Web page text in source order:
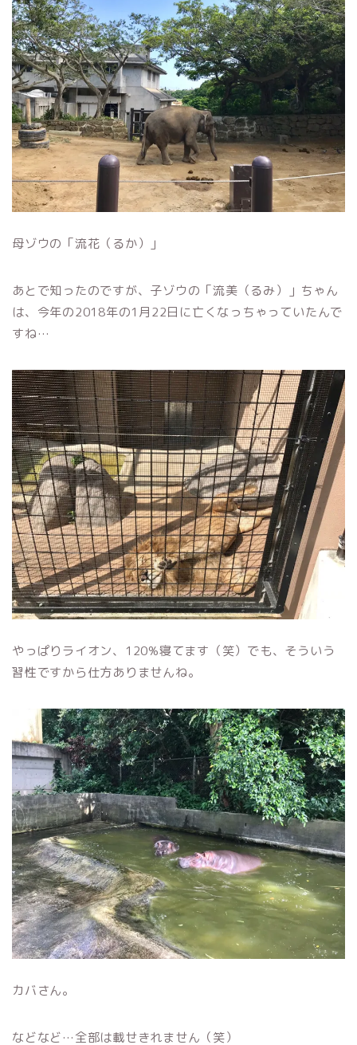
母ゾウの「流花（るか）」
あとで知ったのですが、子ゾウの「流美（るみ）」ちゃん
は、今年の2018年の1月22日に亡くなっちゃっていたんで
すね…
やっぱりライオン、120%寝てます（笑）でも、そういう
習性ですから仕方ありませんね。
カバさん。
などなど…全部は載せきれません（笑）